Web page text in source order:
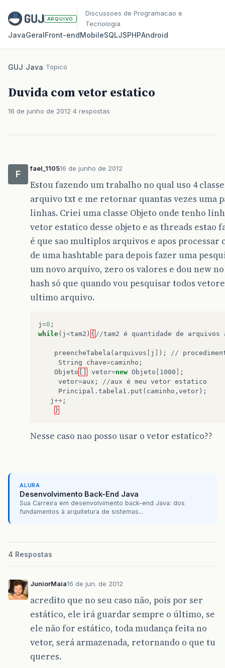
ARQUIVO
Discussoes de Programacao e
Tecnologia
JavaGeralFront‑endMobileSQLJSPHPAndroid
GUJ/Java/Topico
Duvida com vetor estatico
16 de junho de 2012 4 respostas
F
fael_110516 de junho de 2012
Estou fazendo um trabalho no qual uso 4
arquivo txt e me retornar quantas vezes uma
linhas. Criei uma classe Objeto onde tenho
vetor estatico desse objeto e as threads estao
é que sao multiplos arquivos e apos
de uma hashtable para depois fazer uma
um novo arquivo, zero os valores e dou new
hash só que quando vou pesquisar todos
ultimo arquivo.
j =0 ;
while( j <tam2 ) { //tam2 é quantidade de arquivos
preencheTabela ( arquivos j ); //
String
chave=caminho ;
Objeto
vetor=new Objeto 1000
;
vetor=aux ; //aux é meu vetor estatico
Principal . tabela1 . put ( caminho , vetor );
j ++ ;
}
Nesse caso nao posso usar o vetor estatico??
ALURA
Desenvolvimento Back-End Java
Sua Carreira em desenvolvimento back-end Java: dos
fundamentos à arquitetura de sistemas...
4 Respostas
JuniorMaia16 de jun. de 2012
acredito que no seu caso não, pois por ser
estático, ele irá guardar sempre o último, se
ele não for estático, toda mudança feita no
vetor, será armazenada, retornando o que tu
queres.